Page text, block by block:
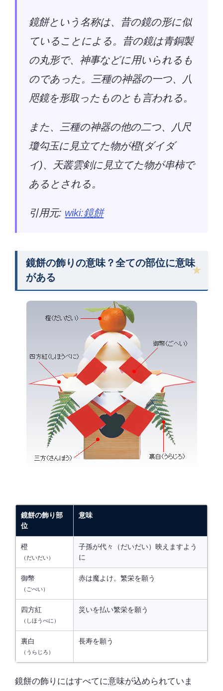
鏡餅という名称は、昔の鏡の形に似
ていることによる。昔の鏡は青銅製
の丸形で、神事などに用いられるも
のであった。三種の神器の一つ、八
咫鏡を形取ったものとも言われる。
また、三種の神器の他の二つ、八尺
瓊勾玉に見立てた物が橙(ダイダ
イ)、天叢雲剣に見立てた物が串柿で
あるとされる。
引用元: wiki:鏡餅
鏡餅の飾りの意味？全ての部位に意味
がある
鏡餅の飾り部
位
意味
橙
（だいだい）
子孫が代々（だいだい）映えますよう
に
御幣
（ごべい）
赤は魔よけ。繁栄を願う
四方紅
（しほうべに）
災いを払い繁栄を願う
裏白
（うらじろ）
長寿を願う
鏡餅の飾りにはすべてに意味が込められていま